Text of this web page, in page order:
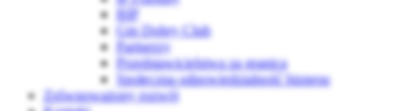
BIP
Gin Dobry Club
Partnerzy
Przedstawicielstwa za granicą
Społeczna odpowiedzialność biznesu
Zrównoważony rozwój